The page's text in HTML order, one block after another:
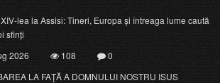
lea la Assisi: Tineri, Europa și întreaga lume caută
sfinți
2026
108
0
LA FAŢĂ A DOMNULUI NOSTRU ISUS